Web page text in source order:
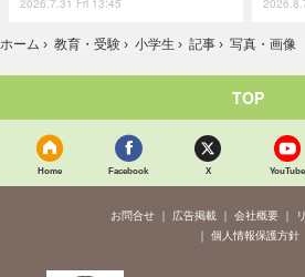
2026.7.31 Fri 13:45
ホーム › 教育・受験 › 小学生 › 記事 › 写真・画像
TOP
Home Facebook X YouTube
お問合せ 広告掲載 会社概要
個人情報保護方針